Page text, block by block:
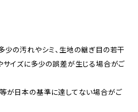
少の汚れやシミ、生地の継ぎ目の若干
サイズに多少の誤差が生じる場合がご
が日本の基準に達してない場合がご